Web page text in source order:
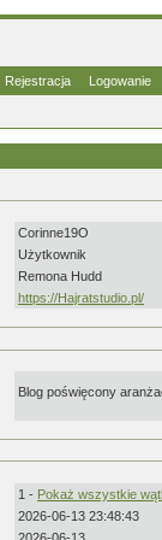
Rejestracja Logowanie
Corinne19O
Użytkownik
Remona Hudd
https://Hajratstudio.pl/
Blog poświęcony
1 - Pokaż wszystkie
2026-06-13 23:48:43
2026-06-13